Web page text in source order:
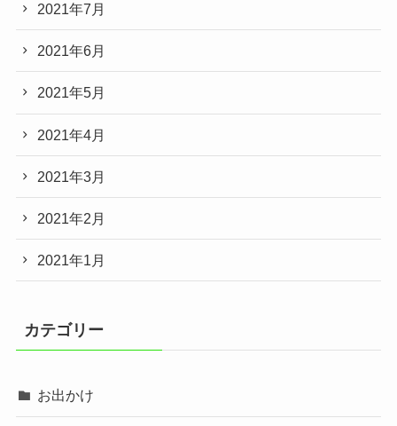
2021年7月
2021年6月
2021年5月
2021年4月
2021年3月
2021年2月
2021年1月
カテゴリー
お出かけ